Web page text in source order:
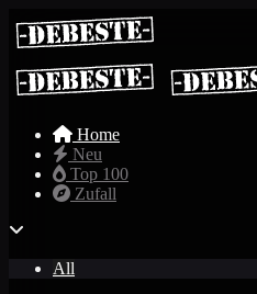
Home
Neu
Top 100
Zufall
All